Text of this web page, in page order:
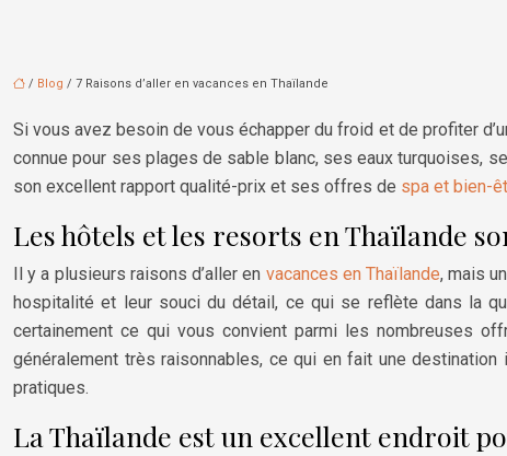
/ Blog / 7 Raisons d’aller en vacances en Thaïlande
Si vous avez besoin de vous échapper du froid et de profiter
connue pour ses plages de sable blanc, ses eaux turquoises,
son excellent rapport qualité-prix et ses offres de spa et bien-
Les hôtels et les resorts en Thaïlande
Il y a plusieurs raisons d’aller en vacances en Thaïlande, mais
hospitalité et leur souci du détail, ce qui se reflète dans la
certainement ce qui vous convient parmi les nombreuses
généralement très raisonnables, ce qui en fait une
pratiques.
La Thaïlande est un excellent endroit